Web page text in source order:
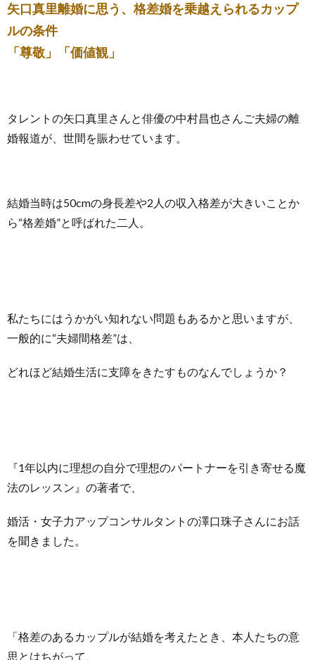
矢口真里離婚に思う、格差婚を乗越えられるカップ
ルの条件
「尊敬」「価値観」
タレントの矢口真里さんと俳優の中村昌也さんご夫婦の離
婚報道が、世間を賑わせています。
結婚当時は50cmの身長差や2人の収入格差が大きいことか
ら“格差婚”と呼ばれた二人。
私たちにはうかがい知れない問題もあるかと思いますが、
一般的に“夫婦間格差”は、
どれほど結婚生活に支障をきたすものなんでしょうか？
『1年以内に理想の自分で理想のパートナーを引き寄せる魔
法のレッスン』の著者で、
婚活・女子力アップコンサルタントの澤口珠子さんにお話
を聞きました。
「格差のあるカップルが結婚を考えたとき、本人たちの意
思とはちがって、